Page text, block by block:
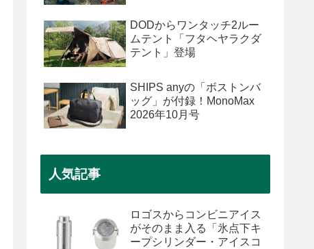
DODからワンタッチ2ルー
ムテント「フタヘヤラクダ
テント」登場
SHIPS anyの「ボストンバ
ッグ」が付録！MonoMax
2026年10月号
人気記事
ロゴスからコンビニアイス
がそのまま入る「氷点下キ
ープシリンダー・アイスコ